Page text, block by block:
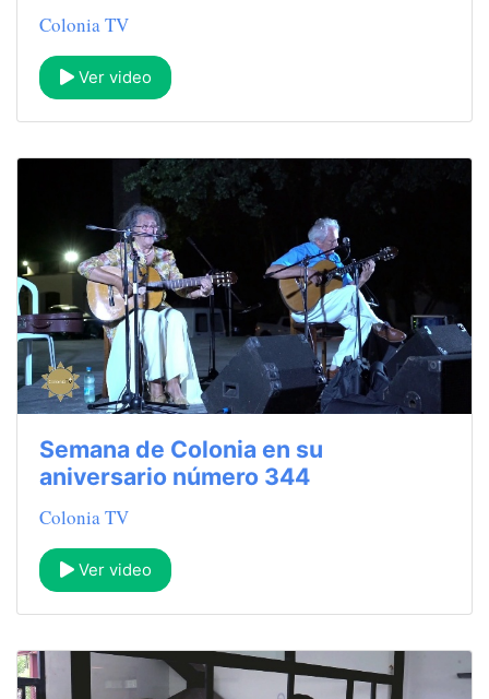
Colonia TV
Ver video
Semana de Colonia en su
aniversario número 344
Colonia TV
Ver video